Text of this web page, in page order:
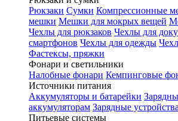
Рюкзаки Сумки Компрессионные
мешки Мешки для мокрых вещей
Чехлы для рюкзаков Чехлы для
смартфонов Чехлы для одежды
Фастексы, пряжки
Фонари и светильники
Налобные фонари Кемпинговые
Источники питания
Аккумуляторы и батарейки
аккумуляторам Зарядные устройства
Питьевые системы